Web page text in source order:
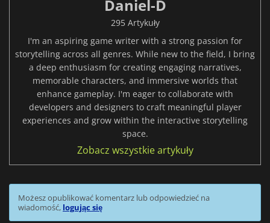
Daniel-D
295 Artykuły
I'm an aspiring game writer with a strong passion for
storytelling across all genres. While new to the field, I bring
a deep enthusiasm for creating engaging narratives,
memorable characters, and immersive worlds that
enhance gameplay. I'm eager to collaborate with
developers and designers to craft meaningful player
experiences and grow within the interactive storytelling
space.
Zobacz wszystkie artykuły
Możesz opublikować komentarz lub odpowiedzieć na
wiadomość, logując się